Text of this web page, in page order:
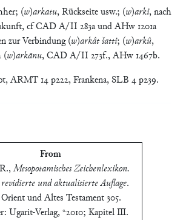
(w)arkatu, Rückseite usw.; (w)arki, nach
cf CAD A/II 283a und AHw 1201a
zur Verbindung (w)arkât šatti; (w)arkû,
(w)arkānu, CAD A/II 273f., AHw 1467b.
ARMT 14 p222, Frankena, SLB 4 p239.
From
,Mesopotamisches Zeichenlexikon.
und aktualisierte Auflage.
und Altes Testament 305.
Ugarit-Verlag, ²2010; Kapitel Ⅲ.